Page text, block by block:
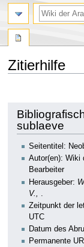
Zitierhilfe
springen
springen
sublaeve
Seitentitel:
Autor(en): Wiki
Bearbeiter
Herausgeber:
V.,
Zeitpunkt der
UTC
Datum des
Permanente